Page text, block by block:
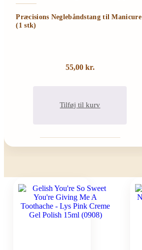
Præcisions Neglebåndstang til Manicure
(1 stk)
55,00 kr.
Tilføj til kurv